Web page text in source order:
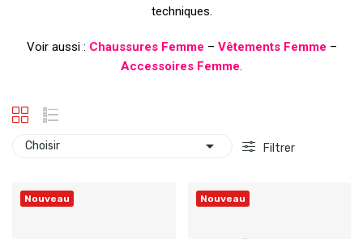
techniques.
Voir aussi : Chaussures Femme – Vêtements Femme –
Accessoires Femme
Choisir  Filtrer
Nouveau Nouveau